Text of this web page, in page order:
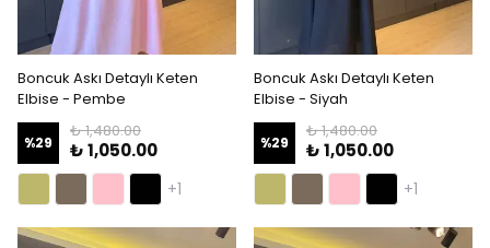
Boncuk Askı Detaylı Keten
Elbise - Pembe
%29
₺ 1,480.00
₺ 1,050.00
+1
Boncuk Askı Detaylı Keten
Elbise - Siyah
%29
₺ 1,480.00
₺ 1,050.00
+1